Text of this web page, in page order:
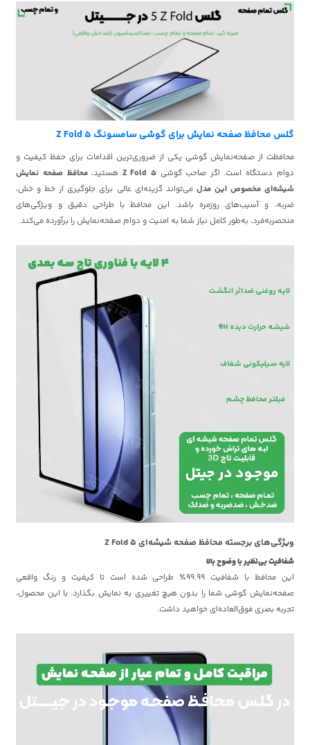
گلس محافظ صفحه نمایش برای گوشی سامسونگ Z Fold 5
محافظت از صفحه‌نمایش گوشی یکی از ضروری‌ترین اقدامات برای حفظ کیفیت و
دوام دستگاه است. اگر صاحب گوشی Z Fold 5 هستید،محافظ صفحه نمایش
شیشه‌ای مخصوص این مدل می‌تواند گزینه‌ای عالی برای جلوگیری از خط و خش،
ضربه، و آسیب‌های روزمره باشد. این محافظ با طراحی دقیق و ویژگی‌های
منحصربه‌فرد، به‌طور کامل نیاز شما به امنیت و دوام صفحه‌نمایش را برآورده می‌کند.
ویژگی‌های برجسته محافظ صفحه شیشه‌ای Z Fold 5
شفافیت بی‌نظیر با وضوح بالا
این محافظ با شفافیت 99.99٪ طراحی شده است تا کیفیت و رنگ واقعی
صفحه‌نمایش گوشی شما را بدون هیچ تغییری به نمایش بگذارد. با این محصول،
تجربه بصری فوق‌العاده‌ای خواهید داشت.